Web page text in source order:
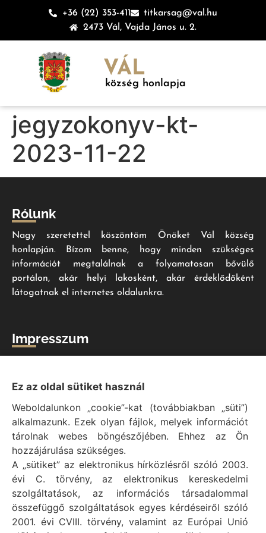
+36 (22) 353-411
titkarsag@val.hu
2473 Vál, Vajda János u. 2.
VÁL
község honlapja
jegyzokonyv-kt-
2023-11-22
Rólunk
Nagy szeretettel köszöntöm Önöket Vál község
honlapján. Bízom benne, hogy minden szükséges
információt megtalálnak a folyamatosan bővülő
portálon, akár helyi lakosként, akár érdeklődőként
látogatnak el internetes oldalunkra.
Impresszum
Vál Község Önkormányzat © 1996 - 2020
Adatvédelmi tájékoztató
Felelős: Bechtold Tamás polgármester
Cím: H-2473 Vál, Vajda János utca 2.
Telefon: +36 (22) 353-411
E-mail: polgarmester@val.hu
Elérhetőségek
Ez az oldal sütiket használ
Weboldalunkon „cookie”-kat (továbbiakban „süti”)
alkalmazunk. Ezek olyan fájlok, melyek információt
tárolnak webes böngészőjében. Ehhez az Ön
hozzájárulása szükséges.
A „sütiket” az elektronikus hírközlésről szóló 2003.
évi C. törvény, az elektronikus kereskedelmi
szolgáltatások, az információs társadalommal
összefüggő szolgáltatások egyes kérdéseiről szóló
2001. évi CVIII. törvény, valamint az Európai Unió